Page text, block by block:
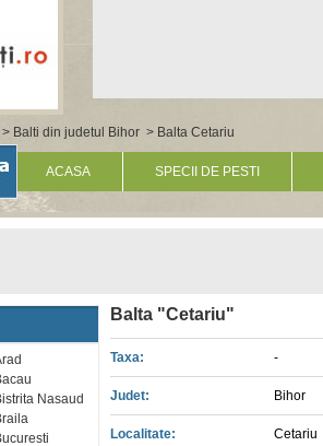
> Balti din judetul Bihor > Balta Cetariu
ACASA SPECII DE PESTI
Nasaud
Balta "Cetariu"
Taxa: -
Judet: Bihor
Localitate: Cetariu